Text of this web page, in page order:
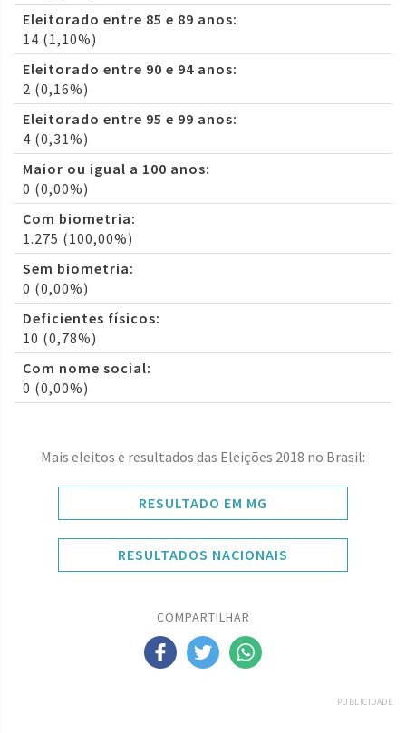
Eleitorado entre 85 e 89 anos:
14 (1,10%)
Eleitorado entre 90 e 94 anos:
2 (0,16%)
Eleitorado entre 95 e 99 anos:
4 (0,31%)
Maior ou igual a 100 anos:
0 (0,00%)
Com biometria:
1.275 (100,00%)
Sem biometria:
0 (0,00%)
Deficientes físicos:
10 (0,78%)
Com nome social:
0 (0,00%)
Mais eleitos e resultados das Eleições 2018 no Brasil:
RESULTADO EM MG
RESULTADOS NACIONAIS
COMPARTILHAR
PUBLICIDADE